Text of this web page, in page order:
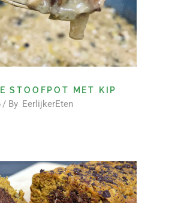
STOOFPOT MET KIP
By EerlijkerEten